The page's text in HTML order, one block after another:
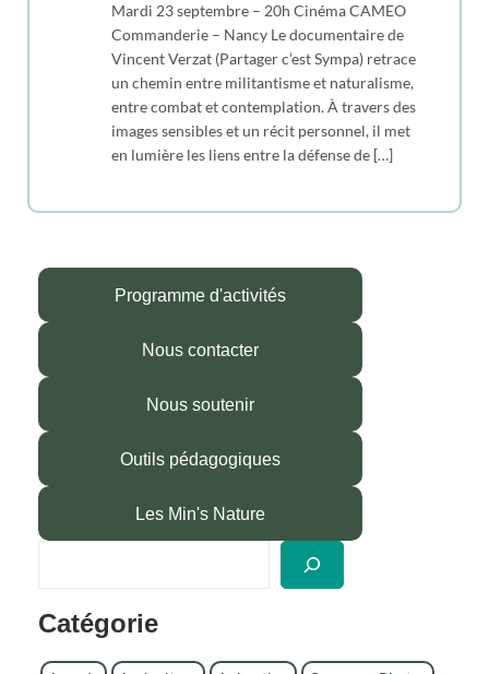
Mardi 23 septembre – 20h Cinéma CAMEO
Commanderie – Nancy Le documentaire de
Vincent Verzat (Partager c’est Sympa) retrace
un chemin entre militantisme et naturalisme,
entre combat et contemplation. À travers des
images sensibles et un récit personnel, il met
en lumière les liens entre la défense de […]
Programme d'activités
Nous contacter
Nous soutenir
Outils pédagogiques
Les Min's Nature
h
Catégorie